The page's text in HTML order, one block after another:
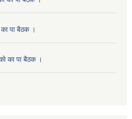
पा बैठक ।
का पा बैठक ।